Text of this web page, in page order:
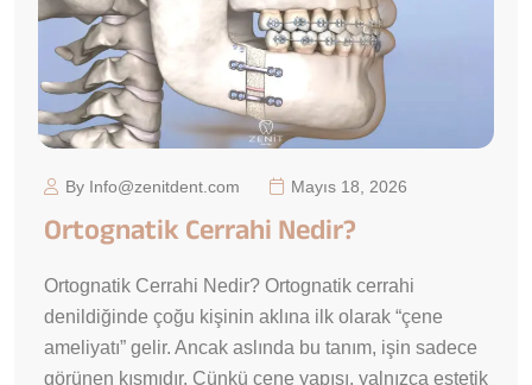
By Info@zenitdent.com Mayıs 18, 2026
Ortognatik Cerrahi Nedir?
Ortognatik Cerrahi Nedir? Ortognatik cerrahi
denildiğinde çoğu kişinin aklına ilk olarak “çene
ameliyatı” gelir. Ancak aslında bu tanım, işin sadece
görünen kısmıdır. Çünkü çene yapısı, yalnızca estetik